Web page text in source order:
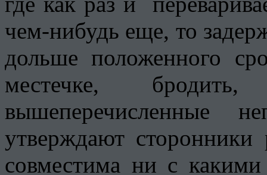
чем-нибудь еще, то
дольше положенного
местечке,
вышеперечисленные
утверждают сторонники
совместима ни с